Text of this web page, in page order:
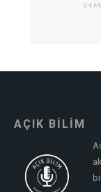
04
AÇIK BİLİM